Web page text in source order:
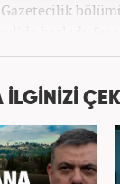
başladı.
İLGİNİZİ